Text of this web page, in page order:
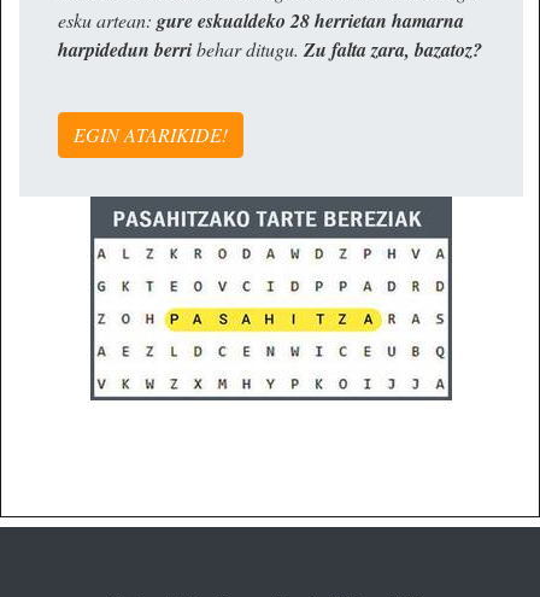
esku artean: gure eskualdeko 28 herrietan hamarna
harpidedun berribehar ditugu. Zu falta zara, bazatoz?
EGIN ATARIKIDE!